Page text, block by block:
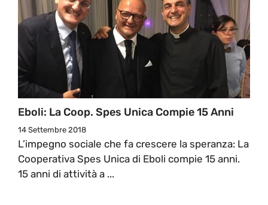
Eboli: La Coop. Spes Unica Compie 15 Anni
14 Settembre 2018
L’impegno sociale che fa crescere la speranza: La
Cooperativa Spes Unica di Eboli compie 15 anni.
15 anni di attività a ...